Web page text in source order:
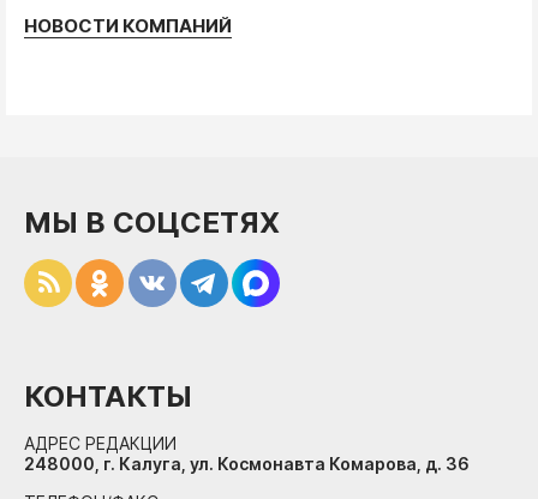
НОВОСТИ КОМПАНИЙ
МЫ В СОЦСЕТЯХ
КОНТАКТЫ
АДРЕС РЕДАКЦИИ
248000, г. Калуга, ул. Космонавта Комарова, д. 36